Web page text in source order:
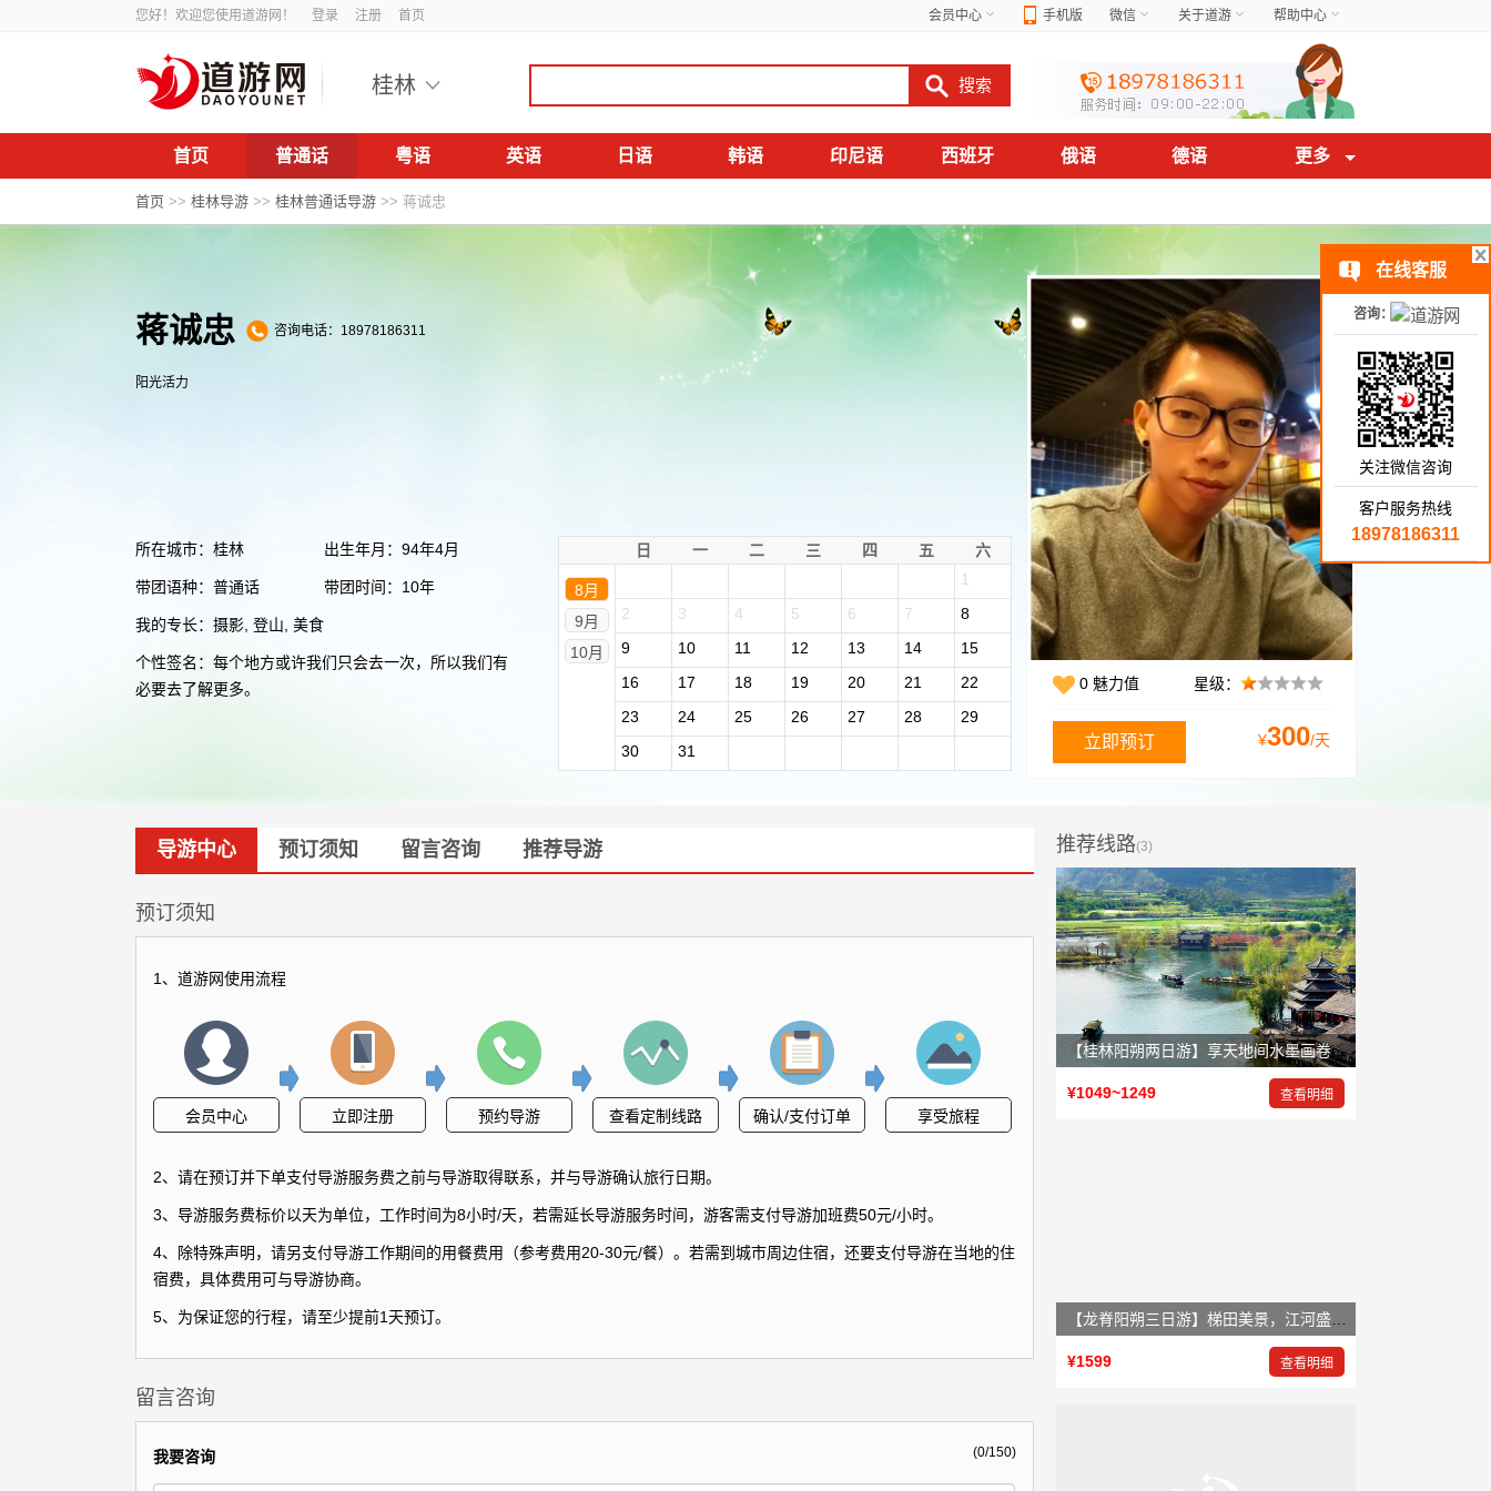
您好！欢迎您使用道游网！ 登录 注册 首页 会员中心 手机版 微信 关于道游 帮助中心
桂林
首页 普通话 粤语 英语 日语 韩语 印尼语 西班牙 俄语 德语 更多
首页 >> 桂林导游 >> 桂林普通话导游 >> 蒋诚忠
蒋诚忠 咨询电话：18978186311
阳光活力
所在城市：桂林 出生年月：94年4月
带团语种：普通话 带团时间：10年
我的专长：摄影, 登山, 美食
个性签名：每个地方或许我们只会去一次，所以我们有
必要去了解更多。
日 一 二 三 四 五 六
8月
9月
10月
1
2
3 4 5 6 7
8
9
10 11 12 13 14
15
16
17 18 19 20 21
22
23
24 25 26 27 28
29
30
31
0 魅力值 星级：
¥300/天
导游中心 预订须知 留言咨询 推荐导游
预订须知
1、道游网使用流程
会员中心 立即注册 预约导游 查看定制线路 确认/支付订单 享受旅程
2、请在预订并下单支付导游服务费之前与导游取得联系，并与导游确认旅行日期。
3、导游服务费标价以天为单位，工作时间为8小时/天，若需延长导游服务时间，游客需支付导游加班费50元/小时。
4、除特殊声明，请另支付导游工作期间的用餐费用（参考费用20-30元/餐）。若需到城市周边住宿，还要支付导游在当地的住
宿费，具体费用可与导游协商。
5、为保证您的行程，请至少提前1天预订。
留言咨询
(0/150)
我要咨询
推荐线路(3)
【桂林阳朔两日游】享天地间水墨画卷，赏大自然鬼斧神工
查看明细
¥1049~1249
查看明细
¥1599
在线客服
咨询：
关注微信咨询
客户服务热线
18978186311